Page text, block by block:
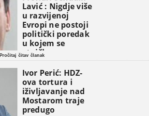
Lavić : Nigdje više
u razvijenoj
Evropi ne postoji
politički poredak
u kojem se
etničke grupe
pojavljuju kao
osnovne
političke jedinice
Pročitaj čitav članak
Ivor Perić: HDZ-
ova tortura i
iživljavanje nad
Mostarom traje
predugo